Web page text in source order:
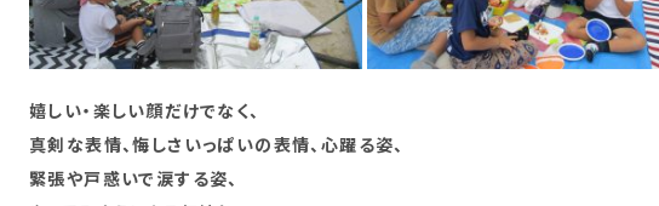
嬉しい・楽しい顔だけでなく、
真剣な表情、悔しさいっぱいの表情、心躍る姿、
緊張や戸惑いで涙する姿、